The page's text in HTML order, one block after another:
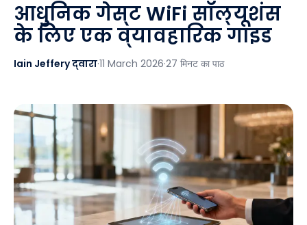
आधुनिक गेस्ट WiFi सॉल्यूशंस
के लिए एक व्यावहारिक गाइड
Iain Jeffery द्वारा·11 March 2026·27 मिनट का पाठ